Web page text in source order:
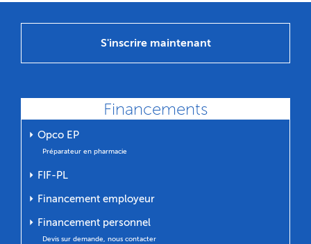
S'inscrire maintenant
Financements
⏵ Opco EP
Préparateur en pharmacie
⏵ FIF-PL
⏵ Financement employeur
⏵ Financement personnel
Devis sur demande, nous contacter